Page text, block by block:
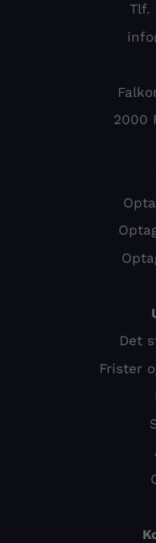
Tlf.
2000
Det
Frister